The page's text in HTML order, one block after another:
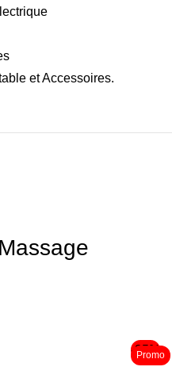
et Accessoires.
-25%
Promo